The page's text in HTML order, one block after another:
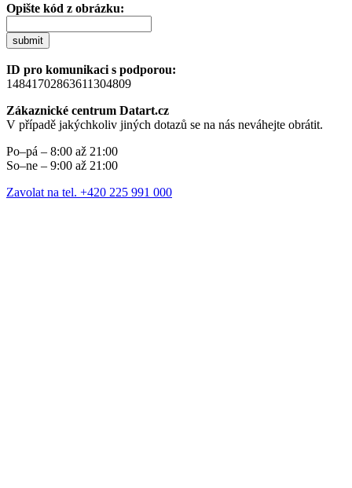
Opište kód z obrázku:
submit
ID pro komunikaci s podporou:
14841702863611304809
Zákaznické centrum Datart.cz
V případě jakýchkoliv jiných dotazů se na nás neváhejte obrátit.
Po–pá – 8:00 až 21:00
So–ne – 9:00 až 21:00
Zavolat na tel. +420 225 991 000